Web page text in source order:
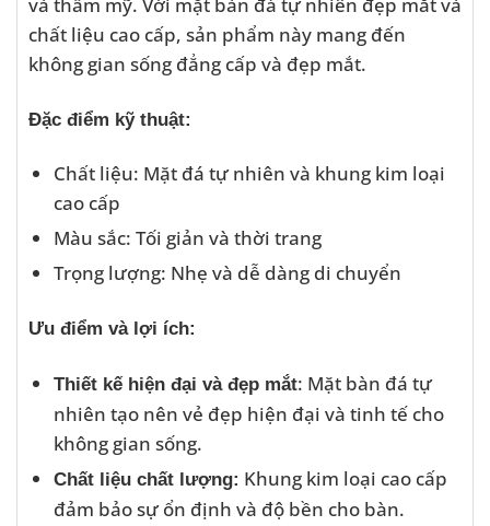
chất liệu cao cấp, sản phẩm này mang đến
không gian sống đẳng cấp và đẹp mắt.
Đặc điểm kỹ thuật:
Chất liệu: Mặt đá tự nhiên và khung kim loại
cao cấp
Màu sắc: Tối giản và thời trang
Trọng lượng: Nhẹ và dễ dàng di chuyển
Ưu điểm và lợi ích:
Thiết kế hiện đại và đẹp mắt: Mặt bàn đá tự
nhiên tạo nên vẻ đẹp hiện đại và tinh tế cho
không gian sống.
Chất liệu chất lượng: Khung kim loại cao cấp
đảm bảo sự ổn định và độ bền cho bàn.